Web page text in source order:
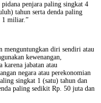
penjara paling singkat 4
tahun serta denda paling
1 miliar.”
menguntungkan diri sendiri atau
kewenangan,
karena jabatan atau
negara atau perekonomian
singkat 1 (satu) tahun dan
paling sedikit Rp. 50 juta dan